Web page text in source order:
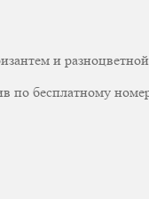
и
по бесплатному